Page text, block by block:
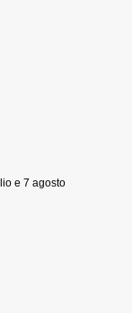
e 7 agosto